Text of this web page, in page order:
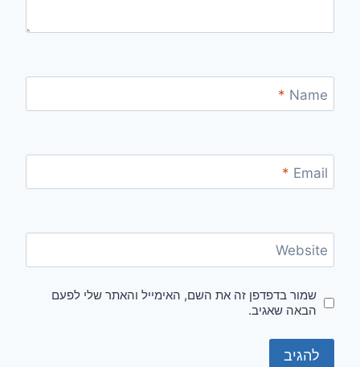
Name
*
Email
*
Website
שמור בדפדפן זה את השם, האימייל והאתר שלי לפעם
הבאה שאגיב.